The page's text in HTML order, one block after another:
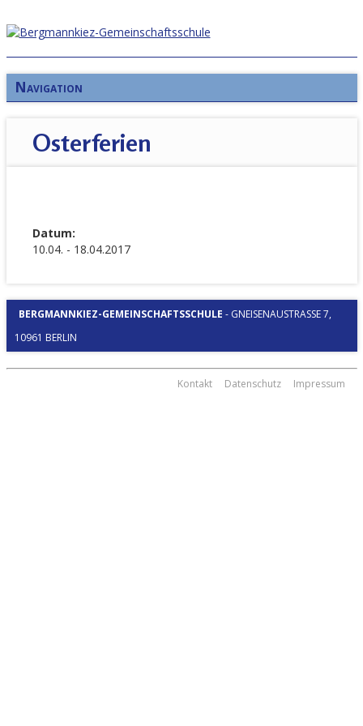
Navigation
Osterferien
Datum:
10.04. - 18.04.2017
BERGMANNKIEZ-GEMEINSCHAFTSSCHULE - GNEISENAUSTRASSE 7, 1
0961 BERLIN
Kontakt Datenschutz Impressum